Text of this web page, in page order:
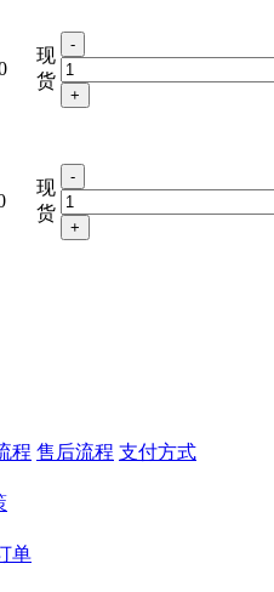
现
货
-
+
现
货
-
+
程 售后流程 支付方式
单